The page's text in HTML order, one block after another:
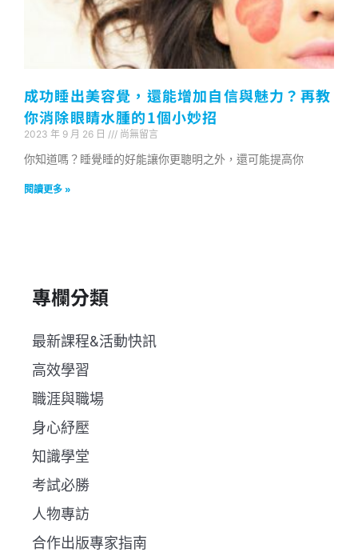
成功睡出美容覺，還能增加自信與魅力？再教
你消除眼睛水腫的1個小妙招
2023 年 9 月 26 日 尚無留言
你知道嗎？睡覺睡的好能讓你更聰明之外，還可能提高你
閱讀更多 »
專欄分類
最新課程&活動快訊
高效學習
職涯與職場
身心紓壓
知識學堂
考試必勝
人物專訪
合作出版專家指南